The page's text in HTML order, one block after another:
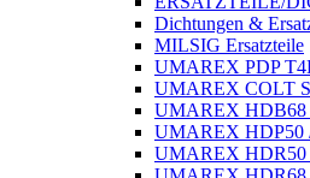
Dichtungen &
MILSIG Ersatzteile
UMAREX PDP
UMAREX COLT
UMAREX HDB68
UMAREX HDP50
UMAREX HDR50